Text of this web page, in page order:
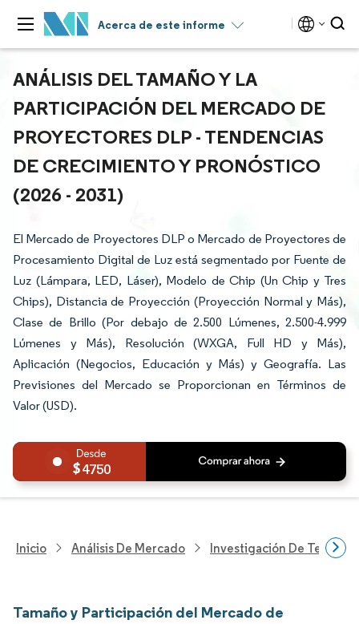
Acerca de este informe
ANÁLISIS DEL TAMAÑO Y LA
PARTICIPACIÓN DEL MERCADO DE
PROYECTORES DLP - TENDENCIAS
DE CRECIMIENTO Y PRONÓSTICO
(2026 - 2031)
El Mercado de Proyectores DLP o Mercado de Proyectores de
Procesamiento Digital de Luz está segmentado por Fuente de
Luz (Lámpara, LED, Láser), Modelo de Chip (Un Chip y Tres
Chips), Distancia de Proyección (Proyección Normal y Más),
Clase de Brillo (Por debajo de 2.500 Lúmenes, 2.500-4.999
Lúmenes y Más), Resolución (WXGA, Full HD y Más),
Aplicación (Negocios, Educación y Más) y Geografía. Las
Previsiones del Mercado se Proporcionan en Términos de
Valor (USD).
4750
Inicio Análisis De Mercado Investigación De
Tamaño y Participación del Mercado de